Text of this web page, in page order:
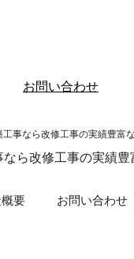
めにあるのでしょう
か？？ 建物は常に厳
ら改修工事の実績
要 お問い合わせ